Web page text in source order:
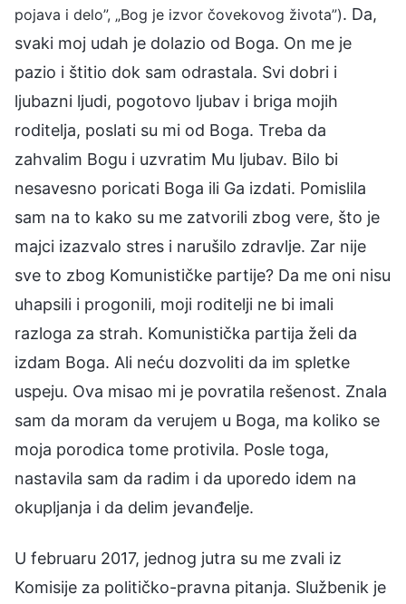
pojava i delo”, „Bog je izvor čovekovog života”). Da,
svaki moj udah je dolazio od Boga. On me je
pazio i štitio dok sam odrastala. Svi dobri i
ljubazni ljudi, pogotovo ljubav i briga mojih
roditelja, poslati su mi od Boga. Treba da
zahvalim Bogu i uzvratim Mu ljubav. Bilo bi
nesavesno poricati Boga ili Ga izdati. Pomislila
sam na to kako su me zatvorili zbog vere, što je
majci izazvalo stres i narušilo zdravlje. Zar nije
sve to zbog Komunističke partije? Da me oni nisu
uhapsili i progonili, moji roditelji ne bi imali
razloga za strah. Komunistička partija želi da
izdam Boga. Ali neću dozvoliti da im spletke
uspeju. Ova misao mi je povratila rešenost. Znala
sam da moram da verujem u Boga, ma koliko se
moja porodica tome protivila. Posle toga,
nastavila sam da radim i da uporedo idem na
okupljanja i da delim jevanđelje.
U februaru 2017, jednog jutra su me zvali iz
Komisije za političko-pravna pitanja. Službenik je